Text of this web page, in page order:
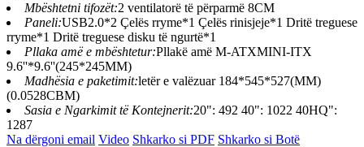
Mbështetni tifozët:2 ventilatorë të përparmë 8CM
Paneli:USB2.0*2 Çelës rryme*1 Çelës rinisjeje*1 Dritë treguese
rryme*1 Dritë treguese disku të ngurtë*1
Pllaka amë e mbështetur:Pllakë amë M-ATXMINI-ITX
9.6''*9.6''(245*245MM)
Madhësia e paketimit:letër e valëzuar 184*545*527(MM)
(0.0528CBM)
Sasia e Ngarkimit të Kontejnerit:20": 492 40": 1022 40HQ":
1287
Na dërgoni email Video Shkarko si PDF Shkarko si Botë